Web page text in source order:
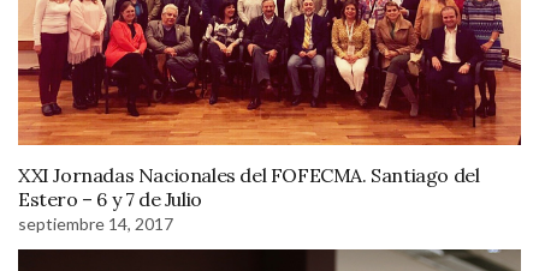
XXI Jornadas Nacionales del FOFECMA. Santiago del
Estero – 6 y 7 de Julio
septiembre 14, 2017